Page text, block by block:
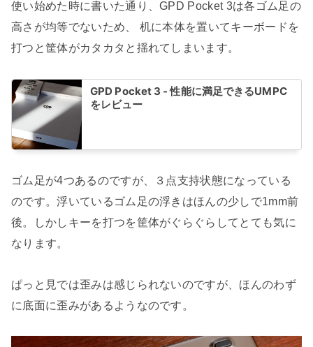
使い始めた時に書いた通り、GPD Pocket 3は各ゴム足の
高さが均等でないため、 机に本体を置いてキーボードを
打つと筐体がカタカタと揺れてしまいます。
GPD Pocket 3 - 性能に満足できるUMPC
をレビュー
ゴム足が4つあるのですが、３点支持状態になっている
のです。浮いているゴム足の浮きはほんの少しで1mm前
後。しかしキーを打つを筐体がぐらぐらしてとても気に
なります。
ぱっと見では歪みは感じられないのですが、ほんのわず
に底面に歪みがあるようなのです。